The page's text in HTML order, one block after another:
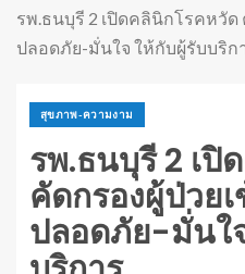
รพ.ธนบุรี 2 เปิดคลินิกโรคหวัด
ปลอดภัย-มั่นใจ ให้กับผู้รับบริก
สุขภาพ-ความงาม
รพ.ธนบุรี 2 เ
คัดกรองผู้ป่วย
ปลอดภัย-มั่นใ